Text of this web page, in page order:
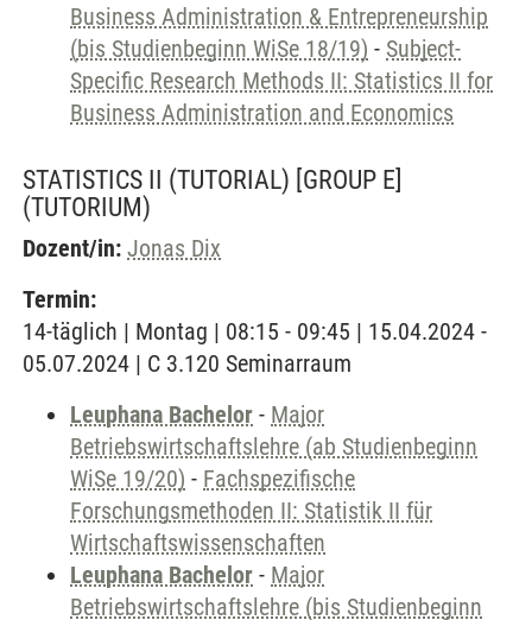
Business Administration & Entrepreneurship
(bis Studienbeginn WiSe 18/19) - Subject-
Specific Research Methods II: Statistics II for
Business Administration and Economics
STATISTICS II (TUTORIAL) [GROUP E]
(TUTORIUM)
Dozent/in: Jonas Dix
Termin:
14-täglich | Montag | 08:15 - 09:45 | 15.04.2024 -
05.07.2024 | C 3.120 Seminarraum
Leuphana Bachelor - Major
Betriebswirtschaftslehre (ab Studienbeginn
WiSe 19/20) - Fachspezifische
Forschungsmethoden II: Statistik II für
Wirtschaftswissenschaften
Leuphana Bachelor - Major
Betriebswirtschaftslehre (bis Studienbeginn